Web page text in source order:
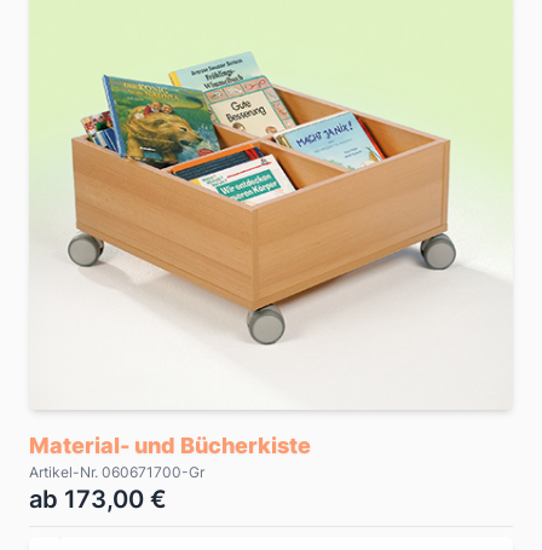
Material- und Bücherkiste
Artikel-Nr. 060671700-Gr
ab 173,00 €